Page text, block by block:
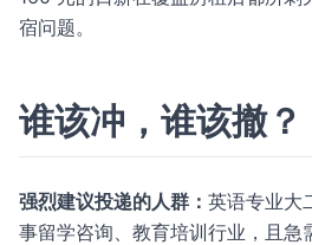
宿问题。
谁该冲，谁该撤？
强烈建议投递的人群： 英语专业大
事留学咨询、教育培训行业，且急